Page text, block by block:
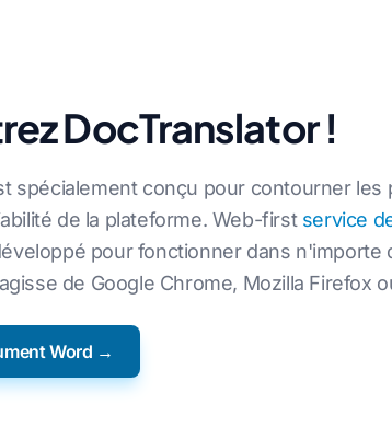
DocTranslator !
spécialement conçu pour contourner les
de la plateforme. Web-first service
pour fonctionner dans n'importe
de Google Chrome, Mozilla Firefox
Word →